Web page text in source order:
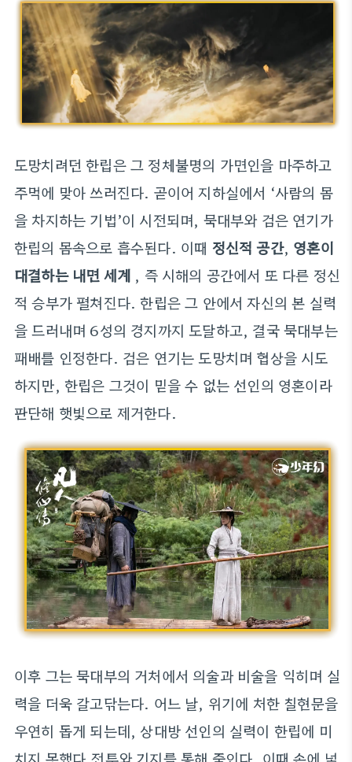
도망치려던 한립은 그 정체불명의 가면인을 마주하고
주먹에 맞아 쓰러진다. 곧이어 지하실에서 ‘사람의 몸
을 차지하는 기법’이 시전되며, 묵대부와 검은 연기가
한립의 몸속으로 흡수된다. 이때 정신적 공간, 영혼이
대결하는 내면 세계 , 즉 시해의 공간에서 또 다른 정신
적 승부가 펼쳐진다. 한립은 그 안에서 자신의 본 실력
을 드러내며 6성의 경지까지 도달하고, 결국 묵대부는
패배를 인정한다. 검은 연기는 도망치며 협상을 시도
하지만, 한립은 그것이 믿을 수 없는 선인의 영혼이라
판단해 햇빛으로 제거한다.
이후 그는 묵대부의 거처에서 의술과 비술을 익히며 실
력을 더욱 갈고닦는다. 어느 날, 위기에 처한 칠현문을
우연히 돕게 되는데, 상대방 선인의 실력이 한립에 미